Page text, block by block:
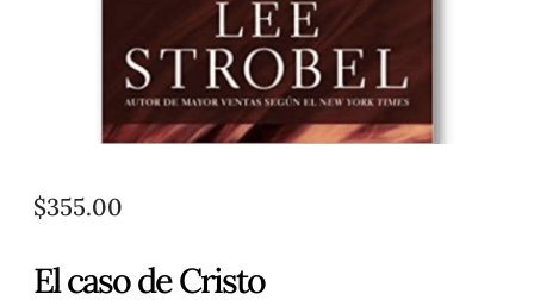
$355.00
El caso de Cristo